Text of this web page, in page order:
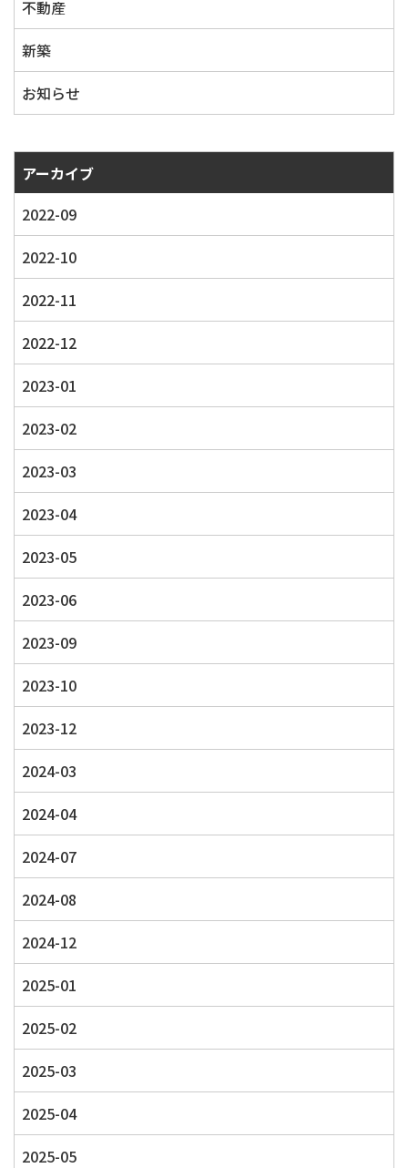
不動産
新築
お知らせ
アーカイブ
2022-09
2022-10
2022-11
2022-12
2023-01
2023-02
2023-03
2023-04
2023-05
2023-06
2023-09
2023-10
2023-12
2024-03
2024-04
2024-07
2024-08
2024-12
2025-01
2025-02
2025-03
2025-04
2025-05